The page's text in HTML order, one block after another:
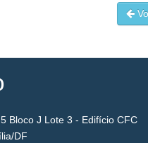
Bloco J Lote 3 - Edifício CFC
DF